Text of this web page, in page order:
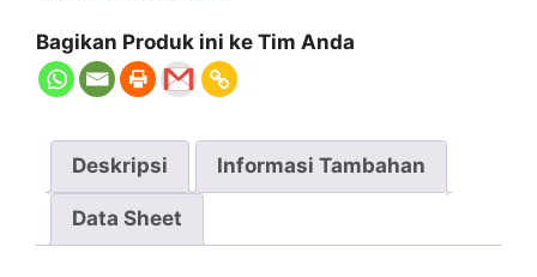
Bagikan Produk ini ke Tim Anda
Deskripsi Informasi Tambahan
Data Sheet